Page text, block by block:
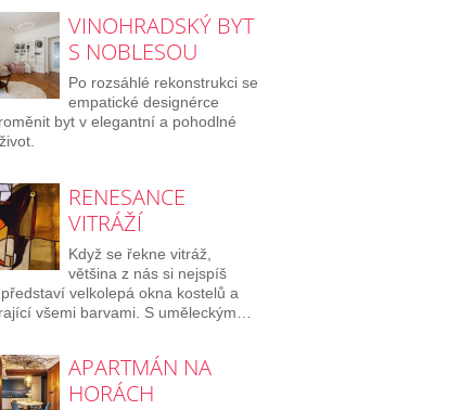
VINOHRADSKÝ BYT
S NOBLESOU
Po rozsáhlé rekonstrukci se
empatické designérce
byt v elegantní a pohodlné
RENESANCE
VITRÁŽÍ
Když se řekne vitráž,
většina z nás si nejspíš
velkolepá okna kostelů a
všemi barvami. S uměleckým…
APARTMÁN NA
HORÁCH